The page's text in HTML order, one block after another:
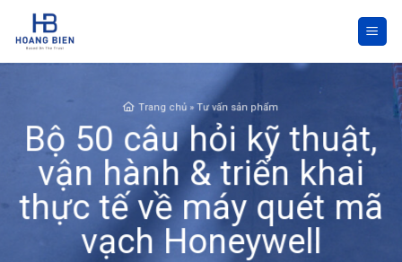
content
Trang chủ »Tư vấn sản phẩm
Bộ 50 câu hỏi kỹ thuật,
vận hành & triển khai
thực tế về máy quét mã
vạch Honeywell